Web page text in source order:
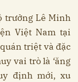
trưởng Lê Minh
Việt Nam tại
triệt và đặc
vai trò là ‘ăng
định mới, xu